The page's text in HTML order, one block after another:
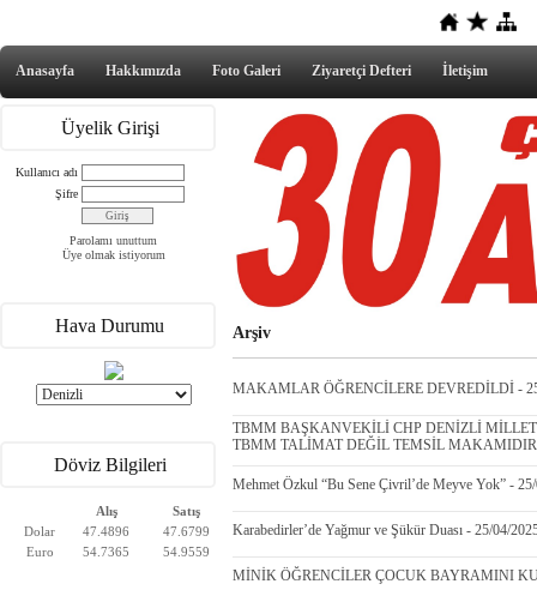
Anasayfa Hakkımızda Foto Galeri Ziyaretçi Defteri İletişim
Üyelik Girişi
Kullanıcı adı
Şifre
Parolamı unuttum
Üye olmak istiyorum
Hava Durumu
Döviz Bilgileri
Alış
Satış
Dolar
47.4896
47.6799
Euro
54.7365 54.9559
Arşiv
MAKAMLAR ÖĞRENCİLERE DEVREDİLDİ -
TBMM BAŞKANVEKİLİ CHP DENİZLİ
TBMM TALİMAT DEĞİL TEMSİL MAKAMIDIR
Mehmet Özkul “Bu Sene Çivril’de Meyve Yok” -
Karabedirler’de Yağmur ve Şükür Duası - 25/04/
MİNİK ÖĞRENCİLER ÇOCUK BAYRAMINI